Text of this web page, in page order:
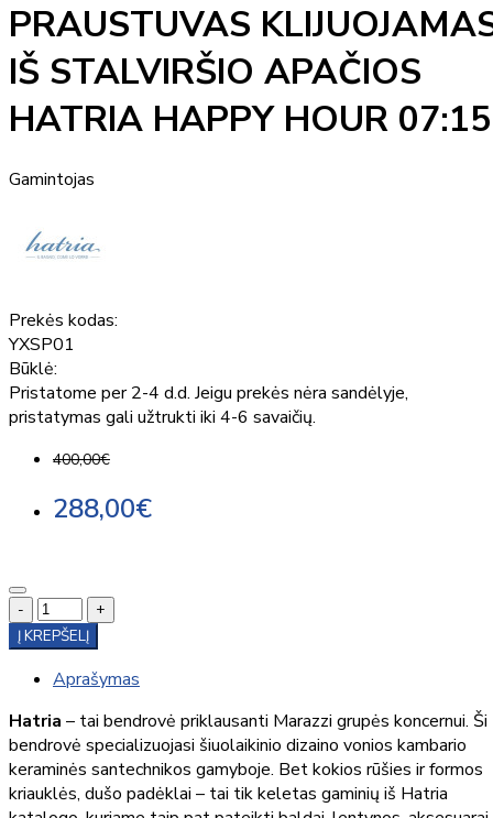
PRAUSTUVAS
IŠ STALVIRŠIO APAČIOS
HATRIA HAPPY HOUR 07:15
Gamintojas
Prekės kodas:
YXSP01
Būklė:
Pristatome per 2-4 d.d. Jeigu prekės nėra sandėlyje,
pristatymas gali užtrukti iki 4-6 savaičių.
400,00€
288,00€
-
+
Į KREPŠELĮ
Aprašymas
Hatria – tai bendrovė priklausanti Marazzi grupės koncernui. Ši
bendrovė specializuojasi šiuolaikinio dizaino vonios kambario
keraminės santechnikos gamyboje. Bet kokios rūšies ir formos
kriauklės, dušo padėklai – tai tik keletas gaminių iš Hatria